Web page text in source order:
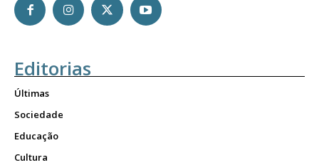
Editorias
Últimas
Sociedade
Educação
Cultura